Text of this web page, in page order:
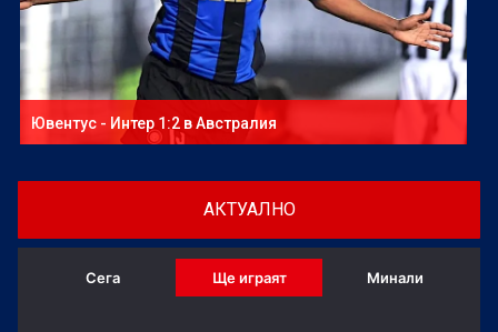
Ювентус - Интер 1:2 в Австралия
АКТУАЛНО
Сега Ще играят Минали